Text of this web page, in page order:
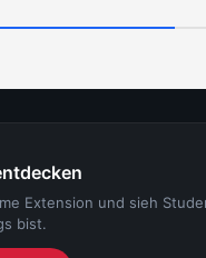
Extension und sieh
bist.